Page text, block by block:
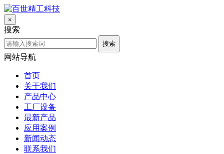
×
搜索
搜索
网站导航
首页
关于我们
产品中心
工厂设备
最新产品
应用案例
新闻动态
联系我们